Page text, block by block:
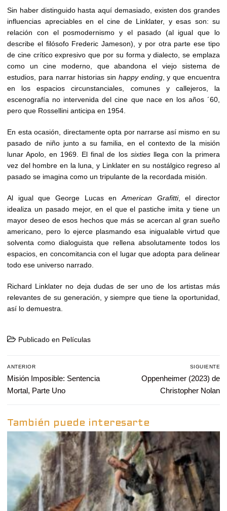
Sin haber distinguido hasta aquí demasiado, existen dos grandes
influencias apreciables en el cine de Linklater, y esas son: su
relación con el posmodernismo y el pasado (al igual que lo
describe el filósofo Frederic Jameson), y por otra parte ese tipo
de cine crítico expresivo que por su forma y dialecto, se emplaza
como un cine moderno, que abandona el viejo sistema de
estudios, para narrar historias sin happy ending, y que encuentra
en los espacios circunstanciales, comunes y callejeros, la
escenografía no intervenida del cine que nace en los años ´60,
pero que Rossellini anticipa en 1954.
En esta ocasión, directamente opta por narrarse así mismo en su
pasado de niño junto a su familia, en el contexto de la misión
lunar Apolo, en 1969. El final de los sixties llega con la primera
vez del hombre en la luna, y Linklater en su nostálgico regreso al
pasado se imagina como un tripulante de la recordada misión.
Al igual que George Lucas en American Grafitti, el director
idealiza un pasado mejor, en el que el pastiche imita y tiene un
mayor deseo de esos hechos que más se acercan al gran sueño
americano, pero lo ejerce plasmando esa inigualable virtud que
solventa como dialoguista que rellena absolutamente todos los
espacios, en concomitancia con el lugar que adopta para delinear
todo ese universo narrado.
Richard Linklater no deja dudas de ser uno de los artistas más
relevantes de su generación, y siempre que tiene la oportunidad,
así lo demuestra.
Publicado en Películas
Navegación
de
entradas
ANTERIOR
Entrada
anterior:
Misión Imposible: Sentencia
Mortal, Parte Uno
SIGUIENTE
Entrada
siguiente:
Oppenheimer (2023) de
Christopher Nolan
También puede interesarte